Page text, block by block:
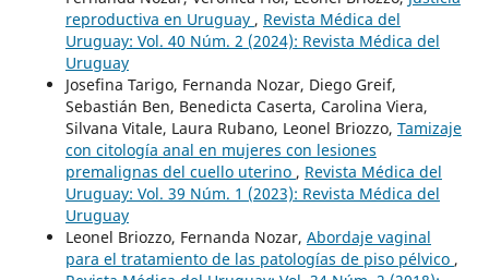
reproductiva en Uruguay , Revista Médica del
Uruguay: Vol. 40 Núm. 2 (2024): Revista Médica del
Uruguay
Josefina Tarigo, Fernanda Nozar, Diego Greif,
Sebastián Ben, Benedicta Caserta, Carolina Viera,
Silvana Vitale, Laura Rubano, Leonel Briozzo, Tamizaje
con citología anal en mujeres con lesiones
premalignas del cuello uterino , Revista Médica del
Uruguay: Vol. 39 Núm. 1 (2023): Revista Médica del
Uruguay
Leonel Briozzo, Fernanda Nozar, Abordaje vaginal
para el tratamiento de las patologías de piso pélvico ,